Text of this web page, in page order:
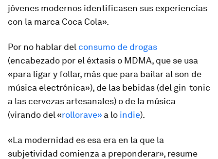
jóvenes modernos identificasen sus experiencias
con la marca Coca Cola».
Por no hablar del consumo de drogas
(encabezado por el éxtasis o MDMA, que se usa
«para ligar y follar, más que para bailar al son de
música electrónica»), de las bebidas (del gin-tonic
a las cervezas artesanales) o de la música
(virando del «rollorave» a lo indie).
«La modernidad es esa era en la que la
subjetividad comienza a preponderar», resume